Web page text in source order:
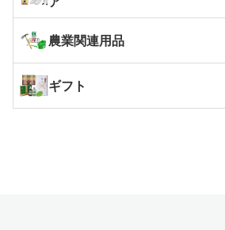
農業関連用品
ギフト